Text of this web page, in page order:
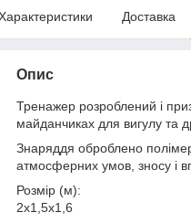
Доставка
Опис
Тренажер розроблений і
майданчиках для вигулу та
Знаряддя оброблено
атмосферних умов, зносу і
Розмір (м):
2х1,5х1,6